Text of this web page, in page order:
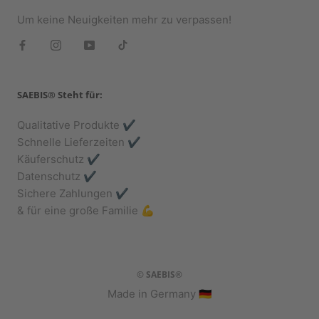
Um keine Neuigkeiten mehr zu verpassen!
SAEBIS® Steht für:
Qualitative Produkte ✔️
Schnelle Lieferzeiten ✔️
Käuferschutz ✔️
Datenschutz ✔️
Sichere Zahlungen ✔️
& für eine große Familie 💪
© SAEBIS®
Made in Germany 🇩🇪